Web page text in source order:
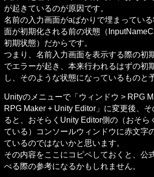
が起きているのが原因です。
名前の入力画面がaばかりで埋まってい
面が初期化される前の状態（
初期状態）だからです。
つまり、名前入力画面を表示する際の初
でエラーが起き、本来行われるはずの初
し、そのような状態になっているものと
Unityのメニューで「ウィンドウ > RPG
RPG Maker + Unity Editor」に変更後、
ると、おそらくUnity Editor側の（おそら
ている）コンソールウィンドウに赤文字
ているのではないかと思います。
その内容をここにコピペしておくと、公
べる際の参考になるかもしれません。